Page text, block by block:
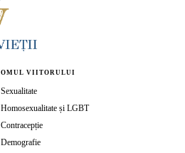
OMUL VIITORULUI
Sexualitate
Homosexualitate și LGBT
Contracepție
Demografie